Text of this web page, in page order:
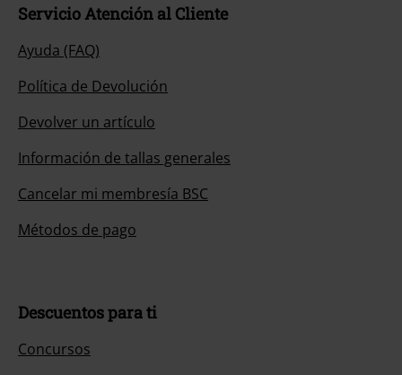
Servicio Atención al Cliente
Ayuda (FAQ)
Política de Devolución
Devolver un artículo
Información de tallas generales
Cancelar mi membresía BSC
Métodos de pago
Descuentos para ti
Concursos